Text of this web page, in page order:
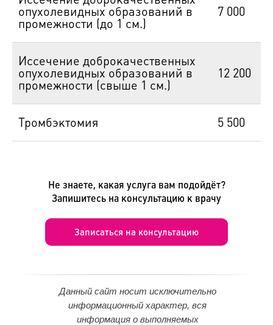
опухолевидных образований в
промежности (до 1 см.)
7 000
Иссечение доброкачественных
опухолевидных образований в
промежности (свыше 1 см.)
12 200
Тромбэктомия 5 500
Записаться на консультацию
Не знаете, какая услуга вам подойдёт?
Запишитесь на консультацию к врачу
Данный сайт носит исключительно
информационный характер, вся
информация о выполняемых